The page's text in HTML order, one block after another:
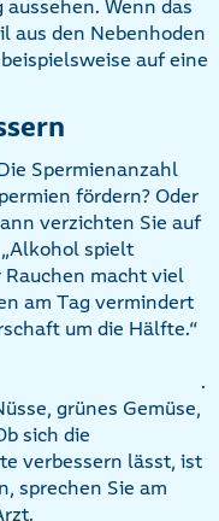
Wenn das
aus den Nebenhoden
auf eine
Spermienanzahl
fördern? Oder
verzichten Sie auf
spielt
macht viel
am Tag vermindert
um die Hälfte.“
.
grünes Gemüse,
sich die
verbessern lässt, ist
sprechen Sie am